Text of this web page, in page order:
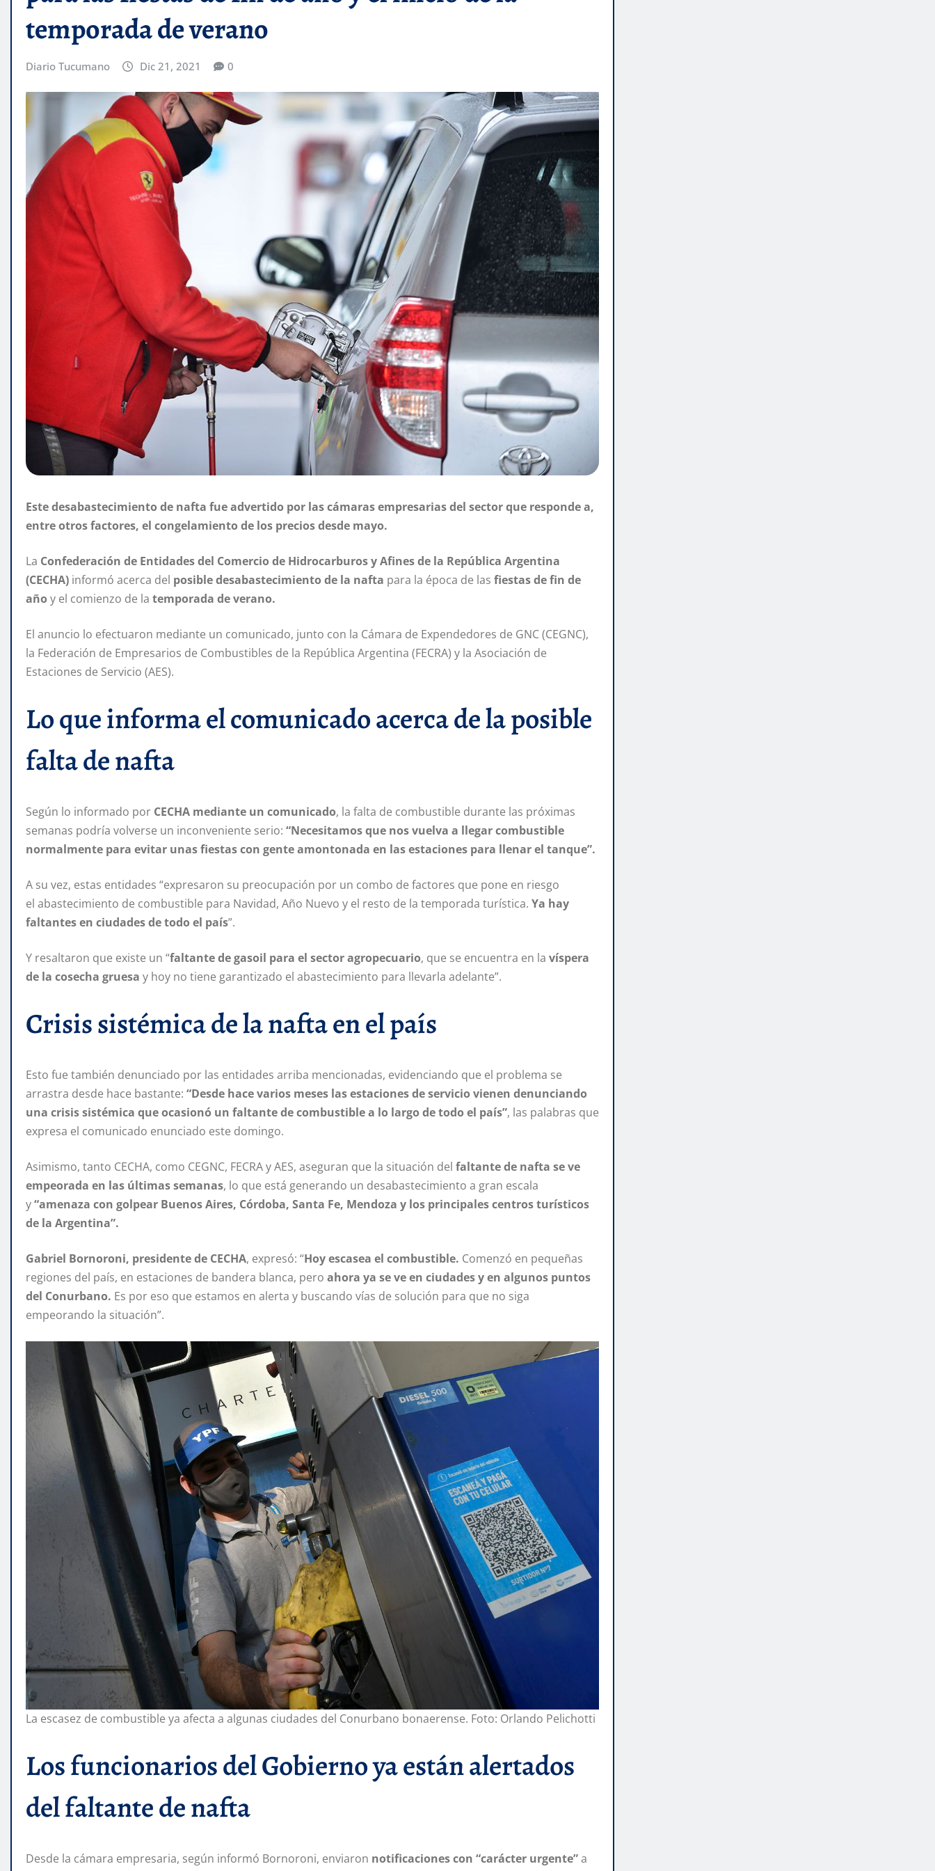
temporada de verano
Diario Tucumano Dic 21, 2021 0
Este desabastecimiento de nafta fue advertido por las cámaras empresarias del sector que responde a,
entre otros factores, el congelamiento de los precios desde mayo.
La Confederación de Entidades del Comercio de Hidrocarburos y Afines de la República Argentina
(CECHA) informó acerca del posible desabastecimiento de la nafta para la época de las fiestas de fin de
año y el comienzo de la temporada de verano.
El anuncio lo efectuaron mediante un comunicado, junto con la Cámara de Expendedores de GNC (CEGNC),
la Federación de Empresarios de Combustibles de la República Argentina (FECRA) y la Asociación de
Estaciones de Servicio (AES).
Lo que informa el comunicado acerca de la posible
falta de nafta
Según lo informado por CECHA mediante un comunicado, la falta de combustible durante las próximas
semanas podría volverse un inconveniente serio: “Necesitamos que nos vuelva a llegar combustible
normalmente para evitar unas fiestas con gente amontonada en las estaciones para llenar el tanque”.
A su vez, estas entidades “expresaron su preocupación por un combo de factores que pone en riesgo
el abastecimiento de combustible para Navidad, Año Nuevo y el resto de la temporada turística. Ya hay
faltantes en ciudades de todo el país”.
Y resaltaron que existe un “faltante de gasoil para el sector agropecuario, que se encuentra en la víspera
de la cosecha gruesa y hoy no tiene garantizado el abastecimiento para llevarla adelante”.
Crisis sistémica de la nafta en el país
Esto fue también denunciado por las entidades arriba mencionadas, evidenciando que el problema se
arrastra desde hace bastante: “Desde hace varios meses las estaciones de servicio vienen denunciando
una crisis sistémica que ocasionó un faltante de combustible a lo largo de todo el país”, las palabras que
expresa el comunicado enunciado este domingo.
Asimismo, tanto CECHA, como CEGNC, FECRA y AES, aseguran que la situación del faltante de nafta se ve
empeorada en las últimas semanas, lo que está generando un desabastecimiento a gran escala
y“amenaza con golpear Buenos Aires, Córdoba, Santa Fe, Mendoza y los principales centros turísticos
de la Argentina”.
Gabriel Bornoroni, presidente de CECHA, expresó: “Hoy escasea el combustible. Comenzó en pequeñas
regiones del país, en estaciones de bandera blanca, pero ahora ya se ve en ciudades y en algunos puntos
del Conurbano. Es por eso que estamos en alerta y buscando vías de solución para que no siga
empeorando la situación”.
La escasez de combustible ya afecta a algunas ciudades del Conurbano bonaerense. Foto: Orlando Pelichotti
Los funcionarios del Gobierno ya están alertados
del faltante de nafta
Desde la cámara empresaria, según informó Bornoroni, enviaron notificaciones con “carácter urgente”a